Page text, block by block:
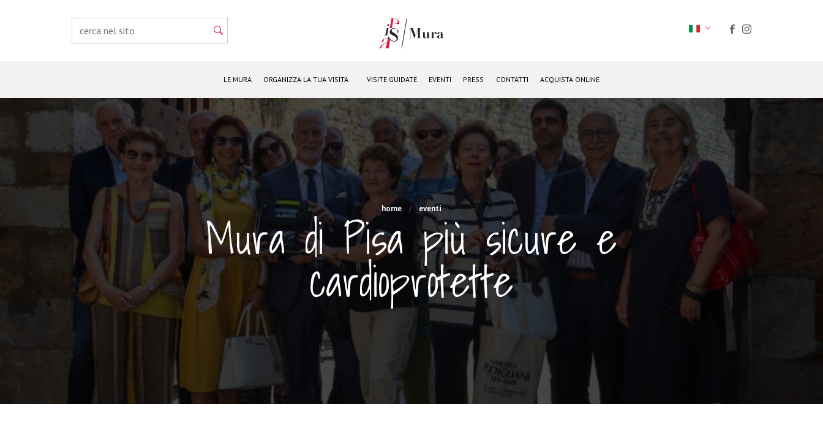
LE MURA ORGANIZZA LA TUA VISITA VISITE GUIDATE EVENTI PRESS CONTATTI ACQUISTA ONLINE
home eventi
Mura di Pisa più sicure e
cardioprotette